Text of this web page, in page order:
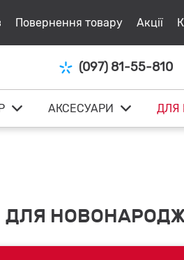
Повернення товару Акції
(097) 81-55-810
АКСЕСУАРИ ДЛЯ
ДЛЯ